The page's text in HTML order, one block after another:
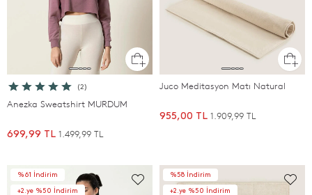
(2)
Anezka Sweatshirt MURDUM
699,99 TL 1.499,99 TL
Juco Meditasyon Matı Natural
955,00 TL 1.909,99 TL
%61 İndirim
+2.ye %50 İndirim
%58 İndirim
+2.ye %50 İndirim